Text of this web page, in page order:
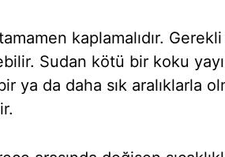
kaplamalıdır.
Sudan kötü bir koku
ya da daha sık aralıklarla